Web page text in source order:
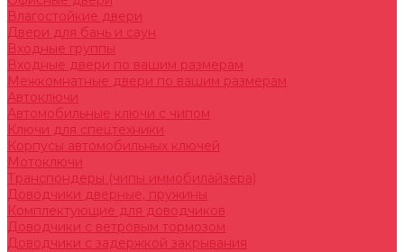
Влагостойкие двери
Двери для бань и саун
Входные группы
Входные двери по вашим размерам
Межкомнатные двери по вашим размерам
Автоключи
Автомобильные ключи с чипом
Ключи для спецтехники
Корпусы автомобильных ключей
Мотоключи
Транспондеры (чипы иммобилайзера)
Доводчики дверные, пружины
Комплектующие для доводчиков
Доводчики с ветровым тормозом
Доводчики с задержкой закрывания